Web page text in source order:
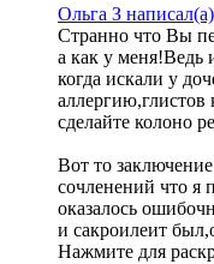
Ольга З
Странно что Вы
а как у меня!Ведь
когда искали у
аллергию,глистов
сделайте колоно
Вот то
сочленений что я
оказалось
и сакроилеит
Нажмите для